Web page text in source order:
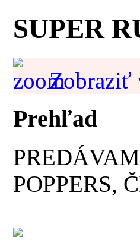
SUPER
Zobraziť
Prehľad
POPPERS,